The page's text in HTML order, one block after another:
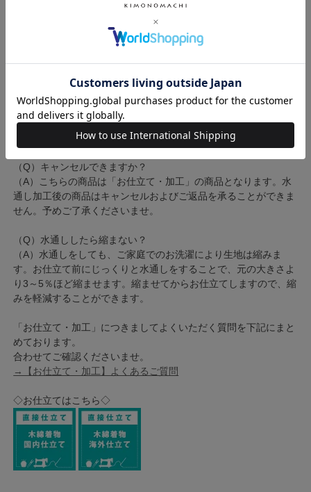
（Q）水通しは絶対必要ですか？
（A）天然繊維で出来た生地は、水に濡れると元の大きさより3～
5％ほど、縮んでしまう性質があります。仕立て後の洗濯で着物
の縮みが気になる方は、水通しをおすすめしております。
（Q）時間がかかりますか？
30日～40日、さらに10日プラスされますので、約50日かかりま
す。ご着用日までのお日にちに余裕をもってお申込みくださいま
（Q）キャンセルできますか？
（A）こちらの商品は「お仕立て・加工」の商品となります。水
通し加工後の商品はキャンセルおよびご返品を承ることができま
せん。予めご了承くださいませ。
（Q）水通ししたら縮まない？
（A）水通しをしても、ご家庭でのお洗濯により生地は縮みま
す。お仕立て前にじっくりと水通しをすることで、元の大きさよ
り3～5％ほど縮ませます。縮ませてからお仕立てしますので、縮
みを軽減することができます。
「お仕立て・加工」につきましてよくいただく質問を下記にまと
めております。
合わせてご確認くださいませ。
→【お仕立て・加工】よくあるご質問
◇お仕立てはこちら◇